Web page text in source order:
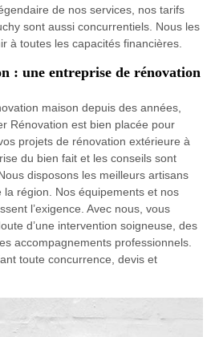
de nos services, nos tarifs
sont aussi concurrentiels. Nous les
à toutes les capacités financières.
: une entreprise de rénovation
maison depuis des années,
Rénovation est bien placée pour
projets de rénovation extérieure à
du bien fait et les conseils sont
disposons les meilleurs artisans
région. Nos équipements et nos
l’exigence. Avec nous, vous
d’une intervention soigneuse, des
accompagnements professionnels.
toute concurrence, devis et